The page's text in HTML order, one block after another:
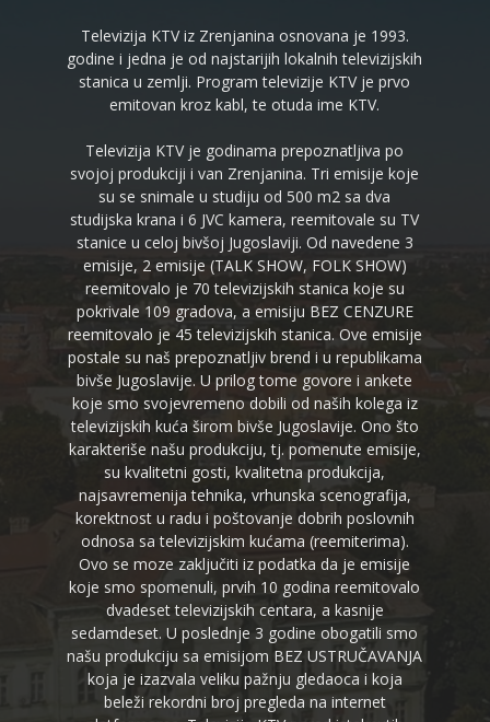
Televizija KTV iz Zrenjanina osnovana je 1993.
godine i jedna je od najstarijih lokalnih televizijskih
stanica u zemlji. Program televizije KTV je prvo
emitovan kroz kabl, te otuda ime KTV.
Televizija KTV je godinama prepoznatljiva po
svojoj produkciji i van Zrenjanina. Tri emisije koje
su se snimale u studiju od 500 m2 sa dva
studijska krana i 6 JVC kamera, reemitovale su TV
stanice u celoj bivšoj Jugoslaviji. Od navedene 3
emisije, 2 emisije (TALK SHOW, FOLK SHOW)
reemitovalo je 70 televizijskih stanica koje su
pokrivale 109 gradova, a emisiju BEZ CENZURE
reemitovalo je 45 televizijskih stanica. Ove emisije
postale su naš prepoznatljiv brend i u republikama
bivše Jugoslavije. U prilog tome govore i ankete
koje smo svojevremeno dobili od naših kolega iz
televizijskih kuća širom bivše Jugoslavije. Ono što
karakteriše našu produkciju, tj. pomenute emisije,
su kvalitetni gosti, kvalitetna produkcija,
najsavremenija tehnika, vrhunska scenografija,
korektnost u radu i poštovanje dobrih poslovnih
odnosa sa televizijskim kućama (reemiterima).
Ovo se moze zaključiti iz podatka da je emisije
koje smo spomenuli, prvih 10 godina reemitovalo
dvadeset televizijskih centara, a kasnije
sedamdeset. U poslednje 3 godine obogatili smo
našu produkciju sa emisijom BEZ USTRUČAVANJA
koja je izazvala veliku pažnju gledaoca i koja
beleži rekordni broj pregleda na internet